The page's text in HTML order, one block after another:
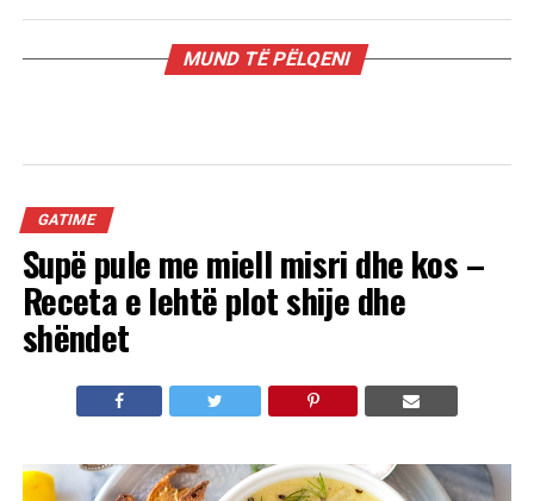
MUND TË PËLQENI
GATIME
Supë pule me miell misri dhe kos –
Receta e lehtë plot shije dhe
shëndet